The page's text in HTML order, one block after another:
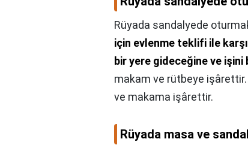
Rüyada sandalyede
için evlenme teklifi ile
bir yere gideceğine ve
makam ve rütbeye
ve makama işârettir.
Rüyada masa ve